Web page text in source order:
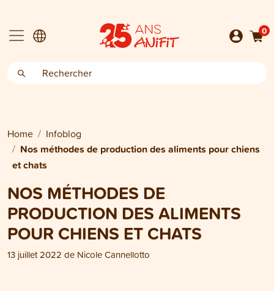
0
Home Infoblog
Nos méthodes de production des aliments pour chiens
et chats
NOS MÉTHODES DE
PRODUCTION DES ALIMENTS
POUR CHIENS ET CHATS
13 juillet 2022 de Nicole Cannellotto